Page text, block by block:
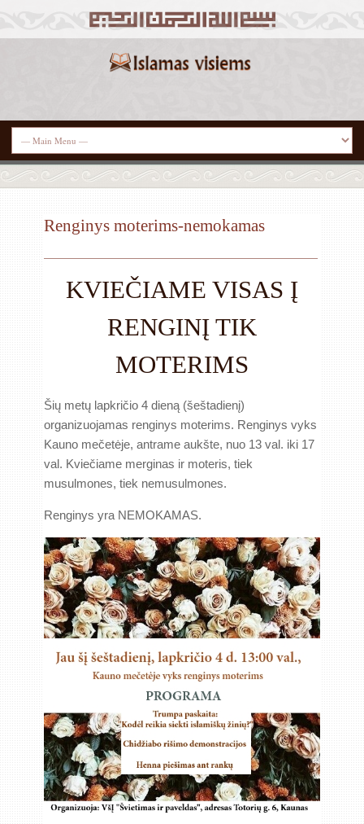
Renginys moterims-nemokamas
KVIEČIAME VISAS Į
RENGINĮ TIK
MOTERIMS
Šių metų lapkričio 4 dieną (šeštadienį)
organizuojamas renginys moterims. Renginys vyks
Kauno mečetėje, antrame aukšte, nuo 13 val. iki 17
val. Kviečiame merginas ir moteris, tiek
musulmones, tiek nemusulmones.
Renginys yra NEMOKAMAS.